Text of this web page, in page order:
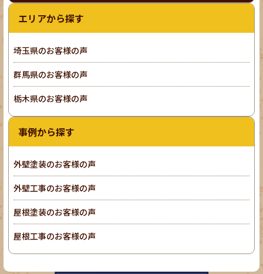
エリアから探す
埼玉県のお客様の声
群馬県のお客様の声
栃木県のお客様の声
事例から探す
外壁塗装のお客様の声
外壁工事のお客様の声
屋根塗装のお客様の声
屋根工事のお客様の声